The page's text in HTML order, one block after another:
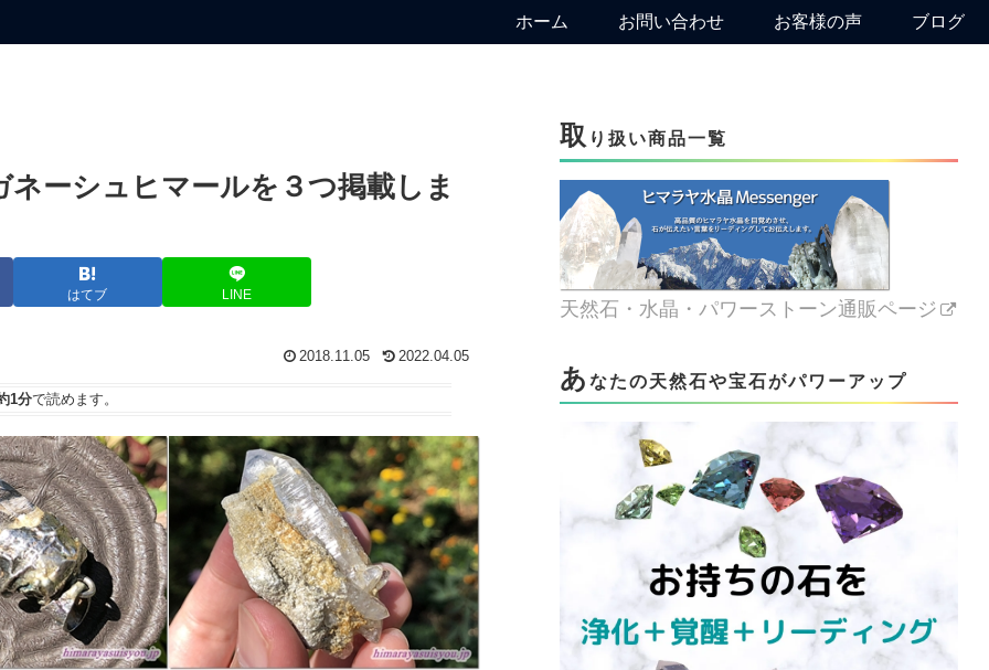
ホーム お問い合わせ お客様の声 ブログ
ーシュヒマールを３つ掲載しま
はてブ LINE
2018.11.05 2022.04.05
1分で読めます。
取 り扱い商品一覧
天然石・水晶・パワーストーン通販ページ
あなたの天然石や宝石がパワーアップ